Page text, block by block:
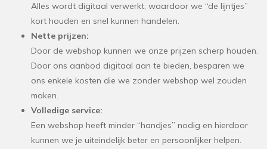
Alles wordt digitaal verwerkt, waardoor we “de lijntjes”
kort houden en snel kunnen handelen.
Nette prijzen:
Door de webshop kunnen we onze prijzen scherp houden.
Door ons aanbod digitaal aan te bieden, besparen we
ons enkele kosten die we zonder webshop wel zouden
maken.
Volledige service:
Een webshop heeft minder “handjes” nodig en hierdoor
kunnen we je uiteindelijk beter en persoonlijker helpen.